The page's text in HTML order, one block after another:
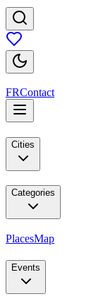
FRContact
Cities
Categories
PlacesMap
Events